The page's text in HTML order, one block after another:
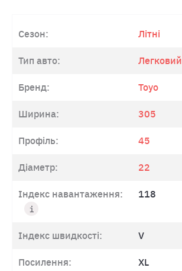
Сезон: Літні
Тип авто: Легковий
Бренд: Toyo
Ширина: 305
Профіль: 45
Діаметр: 22
Індекс навантаження: 118
Індекс швидкості: V
Посилення: XL